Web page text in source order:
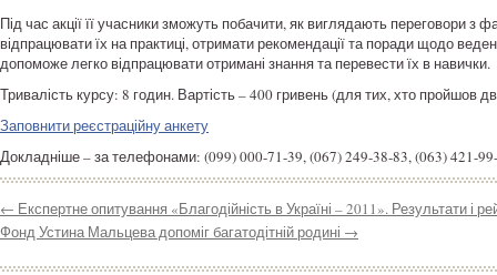
Під час акції її учасники зможуть побачити, як виглядають переговори з
відпрацювати їх на практиці, отримати рекомендації та поради щодо
допоможе легко відпрацювати отримані знання та перевести їх в навички.
Тривалість курсу: 8 годин. Вартість – 400 гривень (для тих, хто пройшов
Заповнити реєстраційну анкету
Докладніше – за телефонами: (099) 000-71-39, (067) 249-38-83, (063) 421-
← Експертне опитування «Благодійність в Україні – 2011». Результати і
Фонд Устина Мальцева допоміг багатодітній родині →